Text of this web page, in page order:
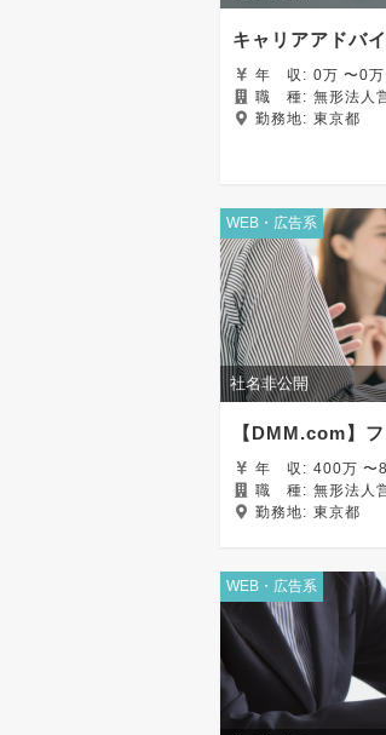
キャリアアドバ
年 収:
0万 〜0万
職 種: 無形法人
勤務地: 東京都
WEB・広告系
社名非公開
【DMM.com】
年 収:
400
職 種: 無形法人
勤務地: 東京都
WEB・広告系